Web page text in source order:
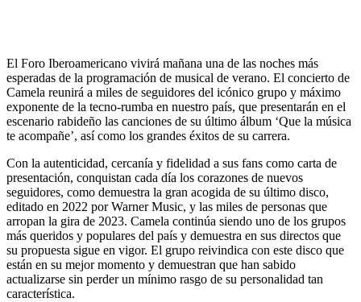
El Foro Iberoamericano vivirá mañana una de las noches más
esperadas de la programación de musical de verano. El concierto de
Camela reunirá a miles de seguidores del icónico grupo y máximo
exponente de la tecno-rumba en nuestro país, que presentarán en el
escenario rabideño las canciones de su último álbum ‘Que la música
te acompañe’, así como los grandes éxitos de su carrera.
Con la autenticidad, cercanía y fidelidad a sus fans como carta de
presentación, conquistan cada día los corazones de nuevos
seguidores, como demuestra la gran acogida de su último disco,
editado en 2022 por Warner Music, y las miles de personas que
arropan la gira de 2023. Camela continúa siendo uno de los grupos
más queridos y populares del país y demuestra en sus directos que
su propuesta sigue en vigor. El grupo reivindica con este disco que
están en su mejor momento y demuestran que han sabido
actualizarse sin perder un mínimo rasgo de su personalidad tan
característica.